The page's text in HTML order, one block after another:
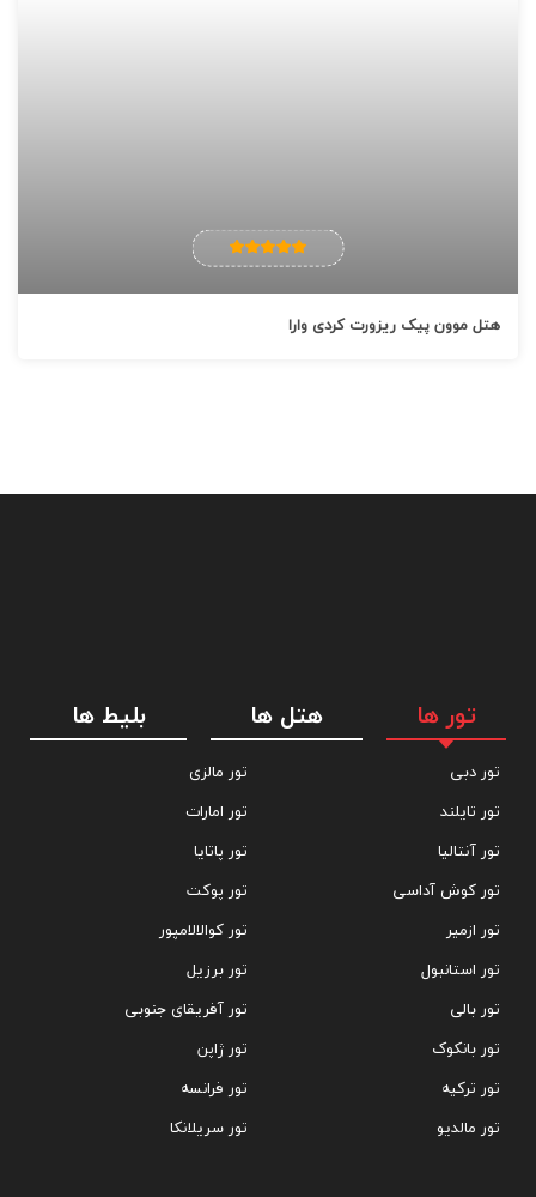
هتل موون پیک ریزورت کردی وارا
تور ها هتل ها بلیط ها
تور دبی
تور تایلند
تور آنتالیا
تور کوش آداسی
تور ازمیر
تور استانبول
تور بالی
تور بانکوک
تور ترکیه
تور مالدیو
تور مالزی
تور امارات
تور پاتایا
تور پوکت
تور کوالالامپور
تور برزیل
تور آفریقای جنوبی
تور ژاپن
تور فرانسه
تور سریلانکا